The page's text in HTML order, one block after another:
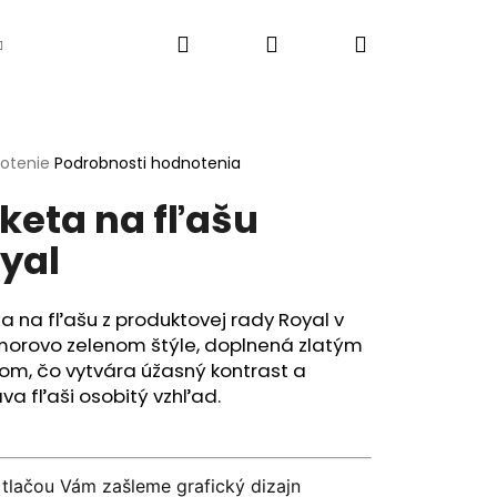
Vlastná grafika Texty do oznámení
Hľadať PrihlásenieNákupný
Podrobnosti hodnotenia
na fľašu
na fľašu z produktovej rady Royal v
zelenom štýle, doplnená zlatým
čo vytvára úžasný kontrast a
fľaši osobitý vzhľad.
Vám zašleme grafický dizajn